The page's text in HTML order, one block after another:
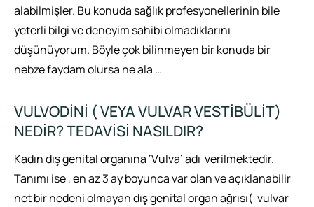
alabilmişler. Bu konuda sağlık profesyonellerinin bile
yeterli bilgi ve deneyim sahibi olmadıklarını
düşünüyorum. Böyle çok bilinmeyen bir konuda bir
nebze faydam olursa ne ala …
VULVODİNİ ( VEYA VULVAR VESTİBÜLİT)
NEDİR? TEDAVİSİ NASILDIR?
Kadın dış genital organına ‘Vulva’ adı verilmektedir.
Tanımı ise , en az 3 ay boyunca var olan ve açıklanabilir
net bir nedeni olmayan dış genital organ ağrısı( vulvar